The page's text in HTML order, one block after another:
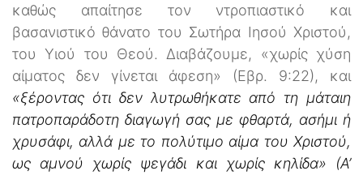
καθώς απαίτησε τον ντροπιαστικό και
βασανιστικό θάνατο του Σωτήρα Ιησού Χριστού,
του Υιού του Θεού. Διαβάζουμε, «χωρίς χύση
αίματος δεν γίνεται άφεση» (Εβρ. 9:22), και
«ξέροντας ότι δεν λυτρωθήκατε από τη μάταιη
πατροπαράδοτη διαγωγή σας με φθαρτά, ασήμι ή
χρυσάφι, αλλά με το πολύτιμο αίμα του Χριστού,
ως αμνού χωρίς ψεγάδι και χωρίς κηλίδα» (Α’